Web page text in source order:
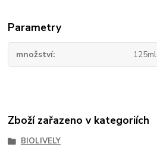
Parametry
množství 125ml
Zboží zařazeno v kategoriích
BIOLIVELY